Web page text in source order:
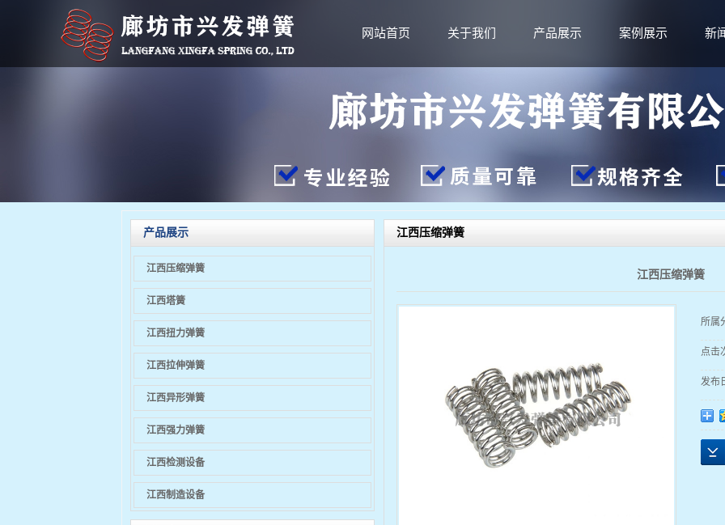
网站首页 关于我们 产品展示 案例展示 新
产品展示
江西压缩弹簧
江西塔簧
江西扭力弹簧
江西拉伸弹簧
江西异形弹簧
江西强力弹簧
江西检测设备
江西制造设备
江西压缩弹簧
江西压缩弹簧
所属
点击
发布